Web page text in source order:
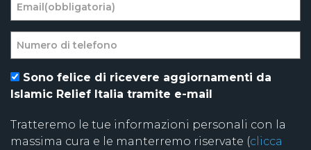
Sono felice di ricevere aggiornamenti da
Islamic Relief Italia tramite e-mail
Tratteremo le tue informazioni personali con la
massima cura e le manterremo riservate (clicca